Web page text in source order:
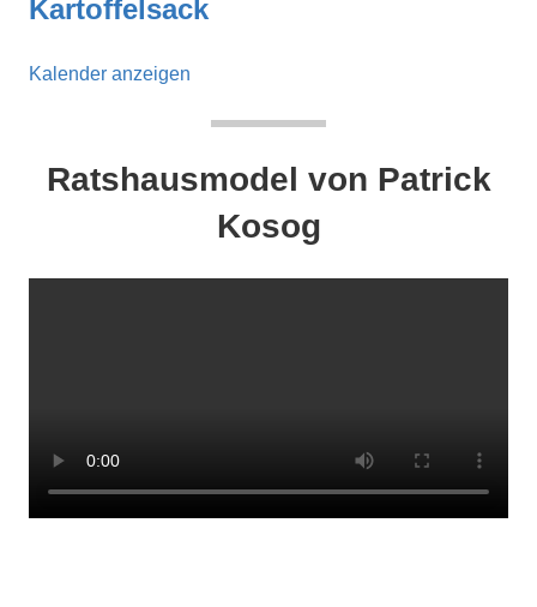
Kartoffelsack
Kalender anzeigen
Ratshausmodel von Patrick
Kosog